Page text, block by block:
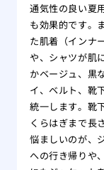
通気性の良い夏
も効果的です。
た肌着（インナ
や、シャツが肌
かベージュ、黒
イ、ベルト、靴
統一します。靴
くらはぎまで長
悩ましいのが、
への行き帰りや